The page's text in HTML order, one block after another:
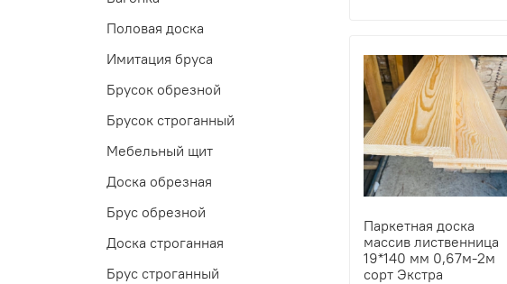
Паркетная доска
массив лиственница
19*140 мм 0,67м-2м
сорт Экстра
Половая доска
Имитация бруса
Брусок обрезной
Брусок строганный
Мебельный щит
Доска обрезная
Брус обрезной
Доска строганная
Брус строганный